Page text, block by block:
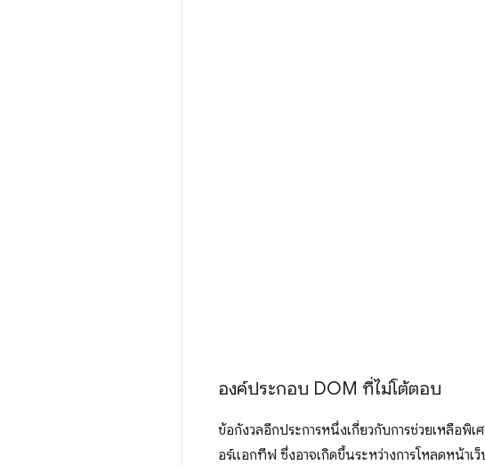
องค์ประกอบ DOM ที่ไม่โต้ตอบ
ข้อกังวลอีกประการหนึ่งเกี่ยวกับการช่วยเหลือ
อร์แอกทีฟ ซึ่งอาจเกิดขึ้นระหว่างการโหลดหน้